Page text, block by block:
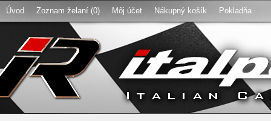
Úvod Zoznam želaní (0) Môj účet Nákupný košík Pokladňa